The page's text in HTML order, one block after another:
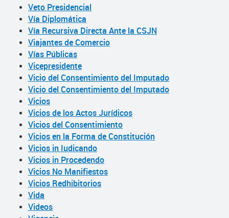
Veto Presidencial
Vía Diplomática
Vía Recursiva Directa Ante la CSJN
Viajantes de Comercio
Vías Públicas
Vicepresidente
Vicio del Consentimiento del Imputado
Vicio del Consentimiento del Imputado
Vicios
Vicios de los Actos Jurídicos
Vicios del Consentimiento
Vicios en la Forma de Constitución
Vicios in Iudicando
Vicios in Procedendo
Vicios No Manifiestos
Vicios Redhibitorios
Vida
Videos